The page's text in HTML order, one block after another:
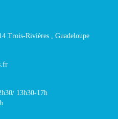
Trois-Rivières , Guadeloupe
13h30-17h